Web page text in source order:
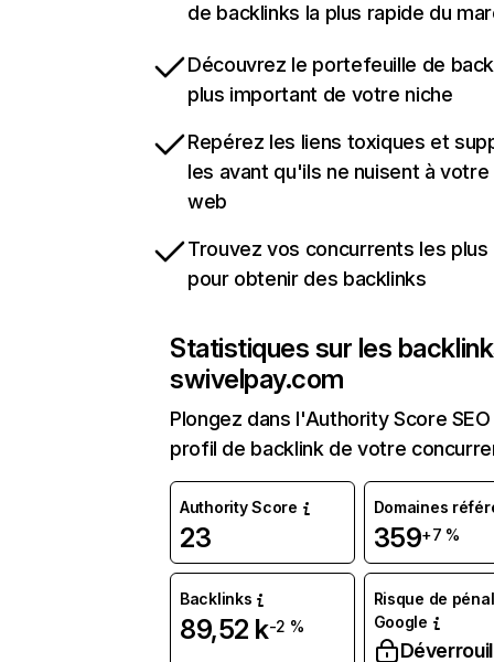
de backlinks la plus rapide du
Découvrez le portefeuille de
plus important de votre niche
Repérez les liens toxiques et
les avant qu'ils ne nuisent à
web
Trouvez vos concurrents les
pour obtenir des backlinks
Statistiques sur les
swivelpay.com
Plongez dans l'Authority Score
profil de backlink de votre
Authority Score
23
Domaines
359+7 %
Backlinks
89,52 k-2 %
Risque de
Google